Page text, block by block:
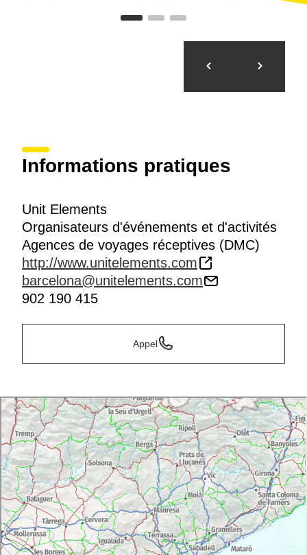
Informations pratiques
Unit Elements
Organisateurs d'événements et d'activités
Agences de voyages réceptives (DMC)
http://www.unitelements.com
barcelona@unitelements.com
902 190 415
Appel